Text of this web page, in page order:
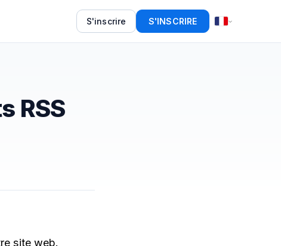
S'inscrire S'INSCRIRE
RSS
site web.